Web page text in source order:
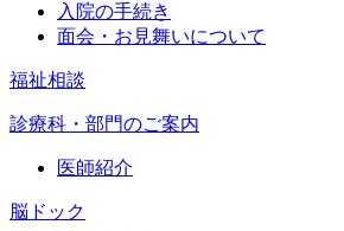
入院の手続き
面会・お見舞いについて
福祉相談
診療科・部門のご案内
医師紹介
脳ドック